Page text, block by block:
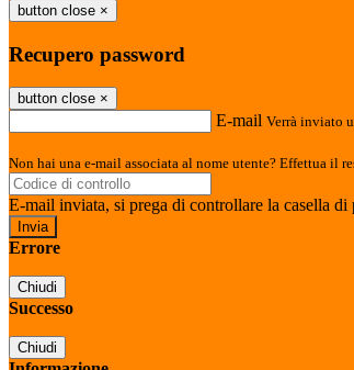
button close ×
Recupero password
button close ×
E-mail Verrà inviato
Non hai una e-mail associata al nome utente? Effettua il
E-mail inviata, si prega di controllare la casella di
Errore
Chiudi
Successo
Chiudi